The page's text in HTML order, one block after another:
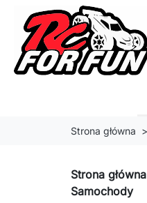
Strona główna
Strona główna
Samochody